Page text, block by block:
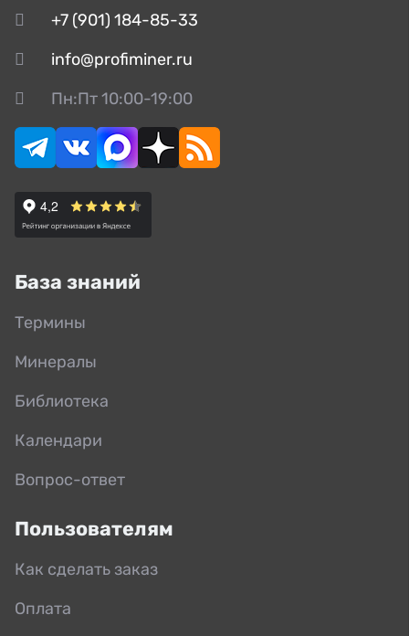
+7 (901) 184-85-33
info@profiminer.ru
Пн:Пт 10:00-19:00
База знаний
Термины
Минералы
Библиотека
Календари
Вопрос-ответ
Пользователям
Как сделать заказ
Оплата